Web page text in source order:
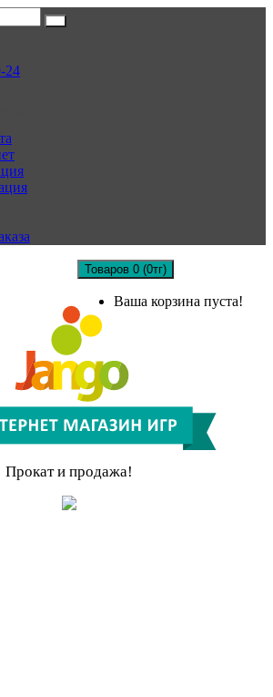
24
Товаров 0 (0тг)
Ваша корзина пуста!
Прокат и продажа!